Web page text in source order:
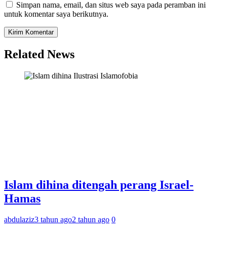
Simpan nama, email, dan situs web saya pada peramban ini
untuk komentar saya berikutnya.
Related News
Ilustrasi Islamofobia
Islam dihina ditengah perang Israel-
Hamas
abdulaziz3 tahun ago2 tahun ago 0